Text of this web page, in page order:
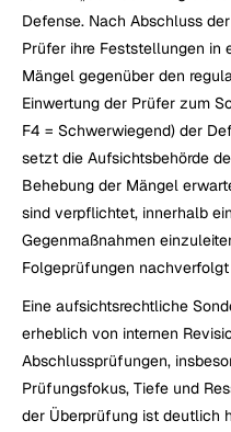
Defense. Nach Abschluss
Prüfer ihre Feststellungen in
Mängel gegenüber den
Einwertung der Prüfer zum
F4 = Schwerwiegend) der
setzt die Aufsichtsbehörde
Behebung der Mängel
sind verpflichtet, innerhalb
Gegenmaßnahmen
Folgeprüfungen nachverfolgt
Eine aufsichtsrechtliche
erheblich von internen
Abschlussprüfungen,
Prüfungsfokus, Tiefe und
der Überprüfung ist deutlich